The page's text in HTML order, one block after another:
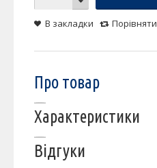
В закладки Порівняти
Про товар
Характеристики
Відгуки